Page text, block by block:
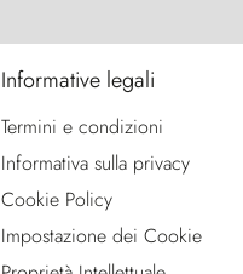
Informative legali
Termini e condizioni
Informativa sulla privacy
Cookie Policy
Impostazione dei Cookie